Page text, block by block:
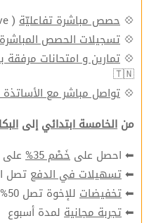
💠 حصص مباشرة تفاعليّة ( Live 🔴 )
💠 تسجيلات الحصص المباشرة
💠 تمارين و امتحانات مرفقة
🇹🇳
💠 تواصل مباشر مع
من الخامسة ابتدائي إلى
⬅ احصل على خَصْم 35% على
⬅تسهيلات في الدفع تصل الي 5
⬅تخفيضات للإخوة تصل 50% 👪
⬅تجربة مجانية لمدة أسبوع